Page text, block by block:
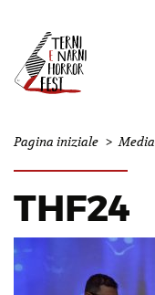
Pagina iniziale > Media
THF24